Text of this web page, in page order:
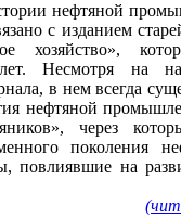
нефтяной
с изданием
хозяйство»,
Несмотря на
в нем всегда
нефтяной
через
поколения
повлиявшие на